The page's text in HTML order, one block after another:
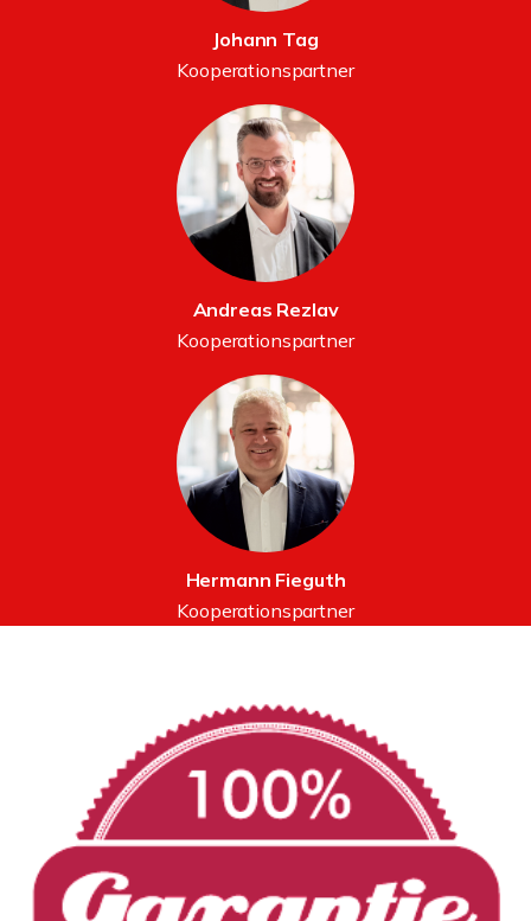
Johann Tag
Kooperationspartner
Andreas Rezlav
Kooperationspartner
Hermann Fieguth
Kooperationspartner